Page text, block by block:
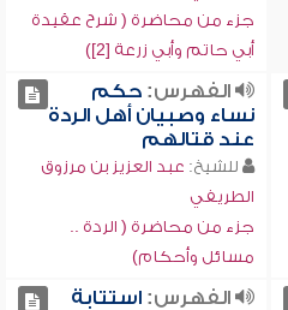
جزء من محاضرة ( شرح عقيدة
أبي حاتم وأبي زرعة [2])
الفهرس:حكم
نساء وصبيان أهل الردة
عند قتالهم
للشيخ: عبد العزيز بن مرزوق
الطريفي
جزء من محاضرة ( الردة ..
مسائل وأحكام)
الفهرس:استتابة